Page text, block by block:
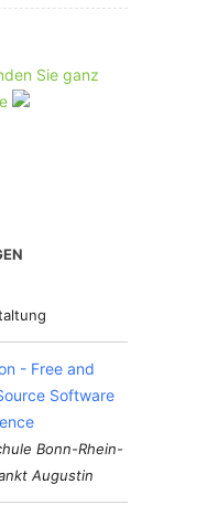
Sie ganz
- Free and
Software
Bonn-Rhein-
Augustin